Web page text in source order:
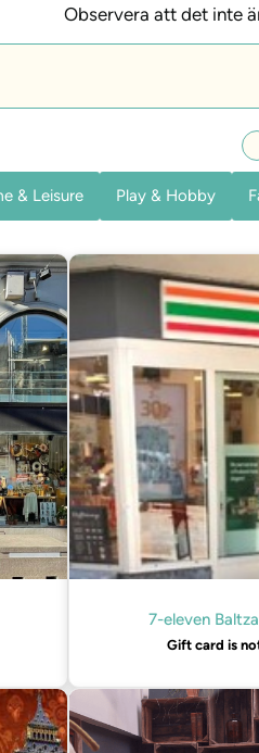
Observera att det inte
& Leisure Play & Hobby
7-eleven
Gift card is